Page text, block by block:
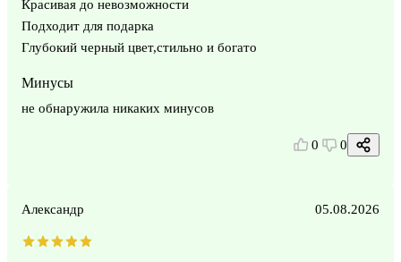
Красивая до невозможности
Подходит для подарка
Глубокий черный цвет,стильно и богато
Минусы
не обнаружила никаких минусов
0 0
Александр 05.08.2026